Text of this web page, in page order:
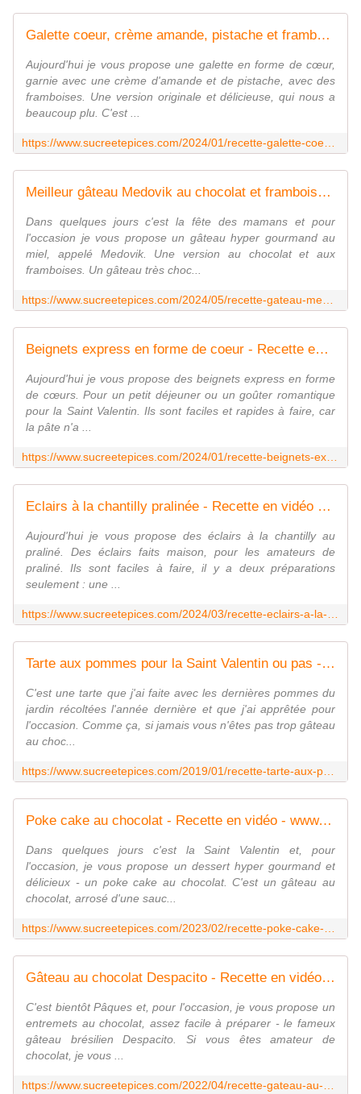
Galette coeur, crème amande, pistache et framboise - Recette en vidéo - www.sucreetepices.com
Aujourd'hui je vous propose une galette en forme de cœur,
garnie avec une crème d'amande et de pistache, avec des
framboises. Une version originale et délicieuse, qui nous a
beaucoup plu. C'est ...
Meilleur gâteau Medovik au chocolat et framboises pour la fête des mamans - Recette en vidéo - www.sucreetepices.com
Dans quelques jours c'est la fête des mamans et pour
l'occasion je vous propose un gâteau hyper gourmand au
miel, appelé Medovik. Une version au chocolat et aux
framboises. Un gâteau très choc...
Beignets express en forme de coeur - Recette en vidéo - www.sucreetepices.com
Aujourd'hui je vous propose des beignets express en forme
de cœurs. Pour un petit déjeuner ou un goûter romantique
pour la Saint Valentin. Ils sont faciles et rapides à faire, car
la pâte n'a ...
Eclairs à la chantilly pralinée - Recette en vidéo - www.sucreetepices.com
Aujourd'hui je vous propose des éclairs à la chantilly au
praliné. Des éclairs faits maison, pour les amateurs de
praliné. Ils sont faciles à faire, il y a deux préparations
seulement : une ...
Tarte aux pommes pour la Saint Valentin ou pas - www.sucreetepices.com
C'est une tarte que j'ai faite avec les dernières pommes du
jardin récoltées l'année dernière et que j'ai apprêtée pour
l'occasion. Comme ça, si jamais vous n'êtes pas trop gâteau
au choc...
Poke cake au chocolat - Recette en vidéo - www.sucreetepices.com
Dans quelques jours c'est la Saint Valentin et, pour
l'occasion, je vous propose un dessert hyper gourmand et
délicieux - un poke cake au chocolat. C'est un gâteau au
chocolat, arrosé d'une sauc...
Gâteau au chocolat Despacito - Recette en vidéo - www.sucreetepices.com
C'est bientôt Pâques et, pour l'occasion, je vous propose un
entremets au chocolat, assez facile à préparer - le fameux
gâteau brésilien Despacito. Si vous êtes amateur de
chocolat, je vous ...